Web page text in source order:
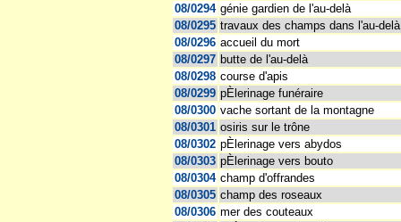
08/0294 génie gardien de l'au-delà
08/0295 travaux des champs dans l'au-delà
08/0296 accueil du mort
08/0297 butte de l'au-delà
08/0298 course d'apis
08/0299 pÈlerinage funéraire
08/0300 vache sortant de la montagne
08/0301 osiris sur le trône
08/0302 pÈlerinage vers abydos
08/0303 pÈlerinage vers bouto
08/0304 champ d'offrandes
08/0305 champ des roseaux
08/0306 mer des couteaux